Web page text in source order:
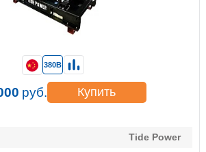
Tide Power
380В
руб. Купить